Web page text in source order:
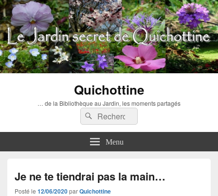
Quichottine
… de la Bibliothèque au Jardin, les moments partagés
Recherche :
Rechercher
Menu
Je ne te tiendrai pas la main…
Posté le 12/06/2020parQuichottine